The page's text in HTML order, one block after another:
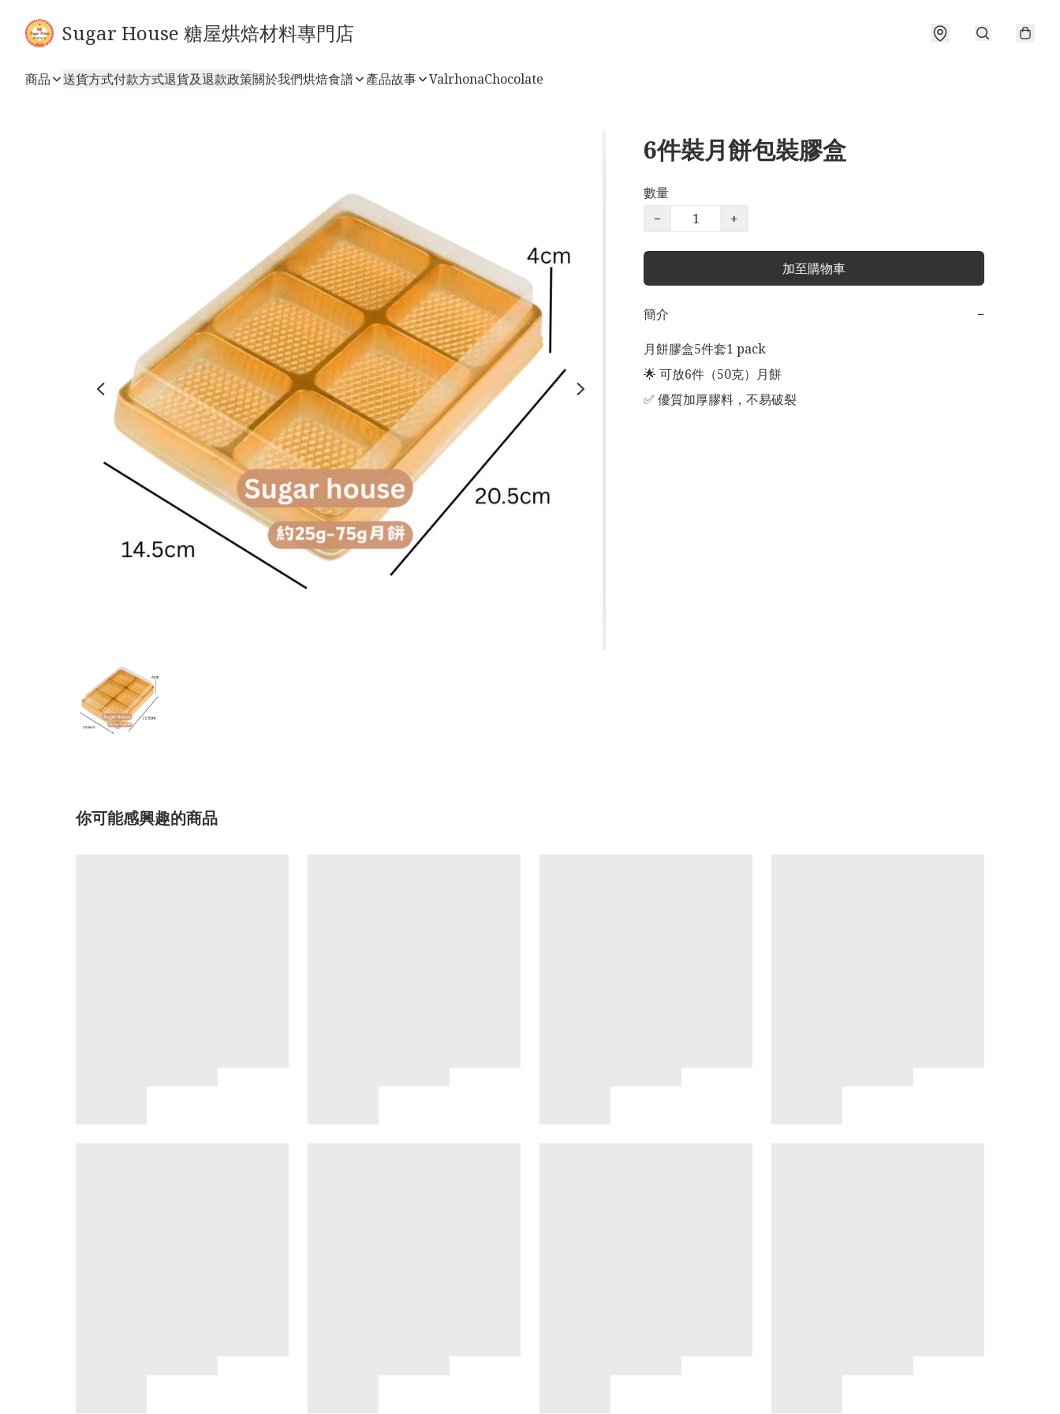
Sugar House 糖屋烘焙材料專門店
商品 送貨方式付款方式退貨及退款政策關於我們烘焙食譜 產品故事 ValrhonaChocolate
6件裝月餅包裝膠盒
數量
−
+
加至購物車
簡介
−
月餅膠盒5件套1 pack
🌟 可放6件（50克）月餅
你可能感興趣的商品